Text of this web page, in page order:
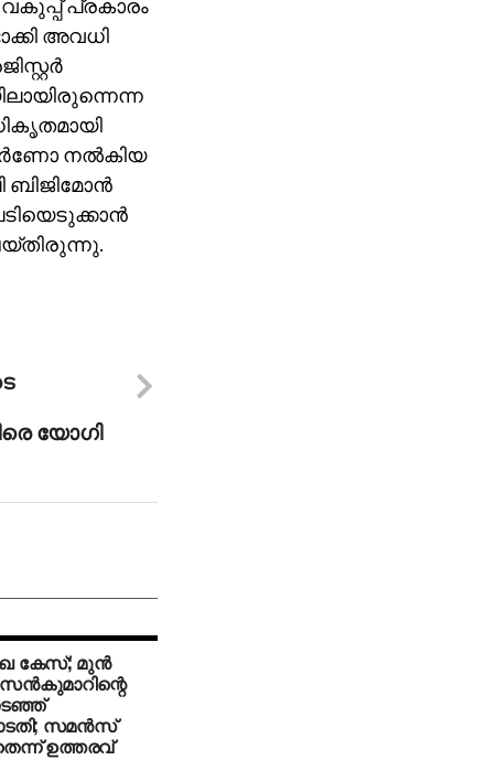
പ്രകാരം
അവധി
നല്‍കിയ
ബിജിമോന്‍
യോഗി
കേസ്; മുന്‍
സമന്‍സ്
ഉത്തരവ്